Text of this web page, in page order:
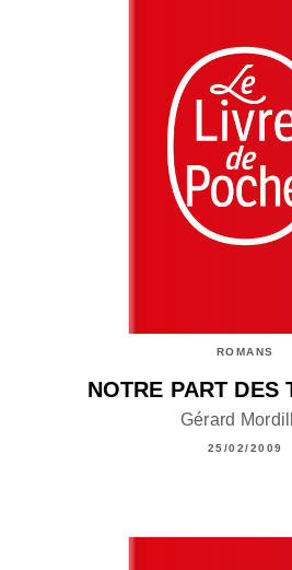
ROMANS
NOTRE PART DES
Gérard
25/02/2009